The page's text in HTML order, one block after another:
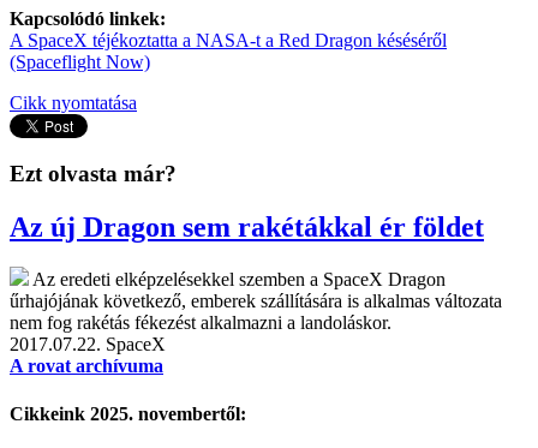
Kapcsolódó linkek:
A SpaceX téjékoztatta a NASA-t a Red Dragon késéséről
(Spaceflight Now)
Cikk nyomtatása
Ezt olvasta már?
Az új Dragon sem rakétákkal ér földet
Az eredeti elképzelésekkel szemben a SpaceX Dragon
űrhajójának következő, emberek szállítására is alkalmas változata
nem fog rakétás fékezést alkalmazni a landoláskor.
2017.07.22. SpaceX
A rovat archívuma
Cikkeink 2025. novembertől: